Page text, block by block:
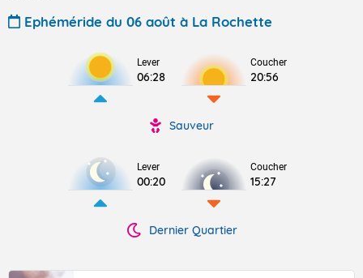
Ephéméride du 06 août à La Rochette
Lever
06:28
Coucher
20:56
Sauveur
Lever
00:20
Coucher
15:27
Dernier Quartier